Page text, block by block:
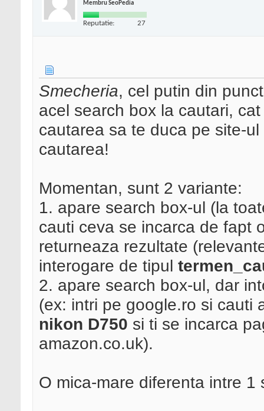
Membru SeoPedia
Reputatie: 27
Smecheria, cel putin din
acel search box la cautari,
cautarea sa te duca pe site-
cautarea!
Momentan, sunt 2 variante:
1. apare search box-ul (la
cauti ceva se incarca de fapt
returneaza rezultate
interogare de tipul
2. apare search box-ul, dar
(ex: intri pe google.ro si cauti
nikon D750 si ti se incarca
amazon.co.uk).
O mica-mare diferenta intre 1